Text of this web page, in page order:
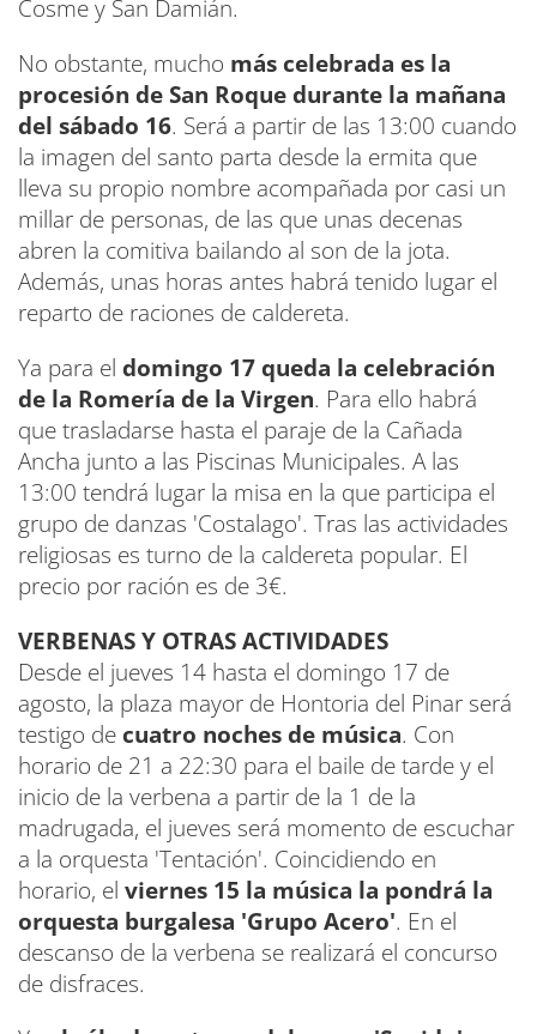
Cosme y San Damián.
No obstante, mucho más celebrada es la
procesión de San Roque durante la mañana
del sábado 16. Será a partir de las 13:00 cuando
la imagen del santo parta desde la ermita que
lleva su propio nombre acompañada por casi un
millar de personas, de las que unas decenas
abren la comitiva bailando al son de la jota.
Además, unas horas antes habrá tenido lugar el
reparto de raciones de caldereta.
Ya para el domingo 17 queda la celebración
de la Romería de la Virgen. Para ello habrá
que trasladarse hasta el paraje de la Cañada
Ancha junto a las Piscinas Municipales. A las
13:00 tendrá lugar la misa en la que participa el
grupo de danzas 'Costalago'. Tras las actividades
religiosas es turno de la caldereta popular. El
precio por ración es de 3€.
VERBENAS Y OTRAS ACTIVIDADES
Desde el jueves 14 hasta el domingo 17 de
agosto, la plaza mayor de Hontoria del Pinar será
testigo de cuatro noches de música. Con
horario de 21 a 22:30 para el baile de tarde y el
inicio de la verbena a partir de la 1 de la
madrugada, el jueves será momento de escuchar
a la orquesta 'Tentación'. Coincidiendo en
horario, el viernes 15 la música la pondrá la
orquesta burgalesa 'Grupo Acero'. En el
descanso de la verbena se realizará el concurso
de disfraces.